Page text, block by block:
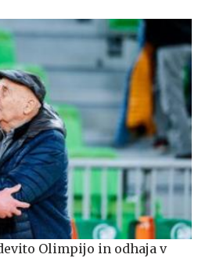
Olimpijo in odhaja v